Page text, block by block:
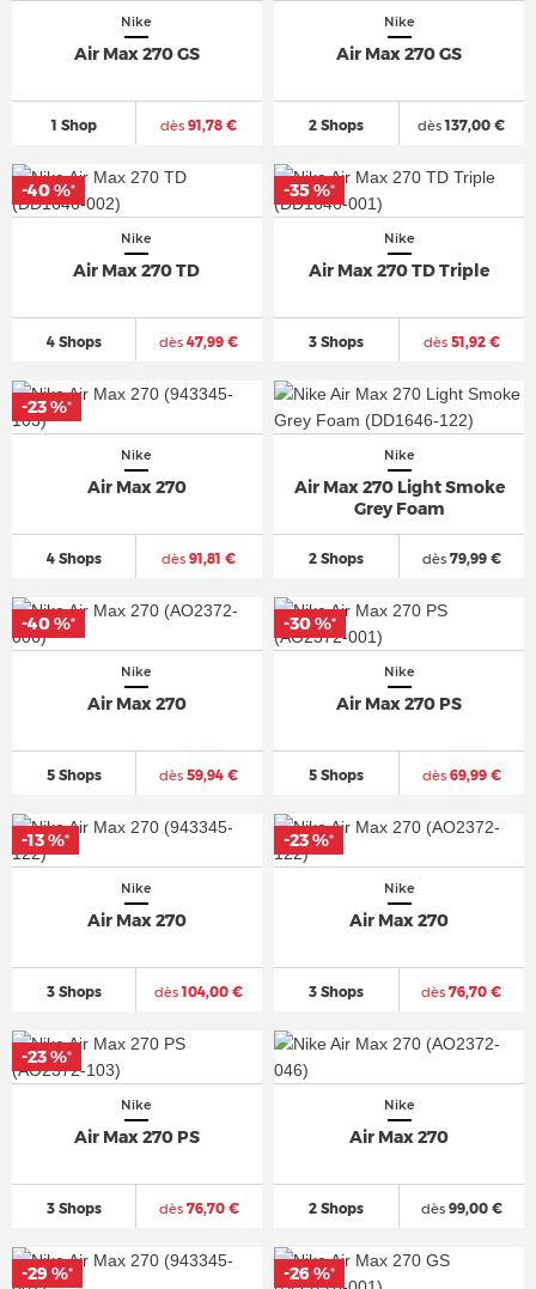
Nike
Air Max 270 GS
1 Shop dès 91,78 €
Nike
Air Max 270 GS
2 Shops dès137,00 €
Nike
Air Max 270 TD
4 Shops dès 47,99 €
-40 %*
Nike
Air Max 270 TD Triple
3 Shops dès51,92 €
-35 %*
Nike
Air Max 270
4 Shops dès 91,81 €
-23 %*
Nike
Air Max 270 Light Smoke
Grey Foam
2 Shops dès79,99 €
Nike
Air Max 270
5 Shops dès 59,94 €
-40 %*
Nike
Air Max 270 PS
5 Shops dès69,99 €
-30 %*
Nike
Air Max 270
3 Shops dès104,00 €
-13 %*
Nike
Air Max 270
3 Shops dès 76,70 €
-23 %*
Nike
Air Max 270 PS
3 Shops dès76,70 €
-23 %*
Nike
Air Max 270
2 Shops dès99,00 €
-29 %* -26 %*